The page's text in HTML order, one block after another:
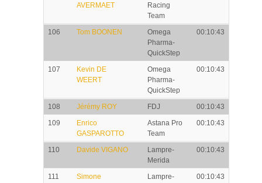
AVERMAET
Racing
Team
106 Tom BOONEN
Omega
Pharma-
QuickStep
00:10:43
107
Kevin DE
WEERT
Omega
Pharma-
QuickStep
00:10:43
108 Jérémy ROY FDJ
00:10:43
109
Enrico
GASPAROTTO
Astana Pro
Team
00:10:43
110 Davide VIGANO
Lampre-
Merida
00:10:43
111
Simone
Lampre-
00:10:43